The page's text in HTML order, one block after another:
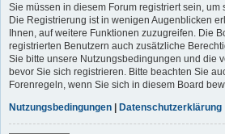
Sie müssen in diesem Forum registriert sein, um
Die Registrierung ist in wenigen Augenblicken
Ihnen, auf weitere Funktionen zuzugreifen. Die
registrierten Benutzern auch zusätzliche
Sie bitte unsere Nutzungsbedingungen und die
bevor Sie sich registrieren. Bitte beachten Sie
Forenregeln, wenn Sie sich in diesem Board
Nutzungsbedingungen | Datenschutzerklärung